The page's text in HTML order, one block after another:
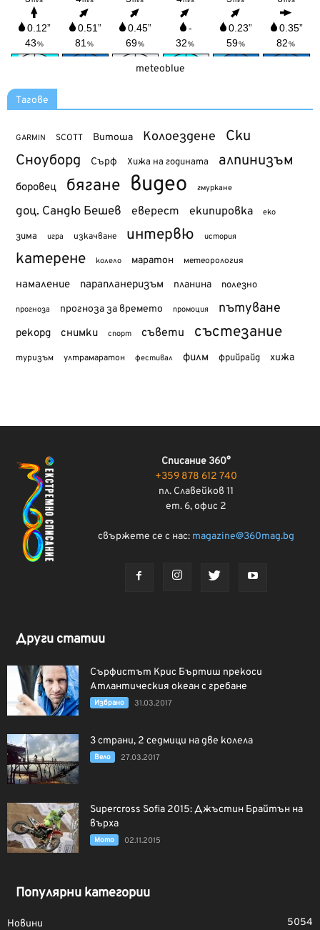
meteoblue
Тагове
GARMIN SCOTT Витоша Колоездене Ски
Сноуборд Сърф Хижа на годината алпинизъм
боровец бягане видео гмуркане
доц. Сандю Бешев еверест екипировка еко
зима игра изкачване интервю история
катерене колело маратон метеорология
намаление парапланеризъм планина полезно
прогноза прогноза за времето промоция пътуване
рекорд снимки спорт съвети състезание
туризъм ултрамаратон фестивал филм фрийрайд хижа
Списание 360°
+359 878 612 740
пл. Славейков 11
ет. 6, офис 2
свържете се с нас: magazine@360mag.bg
Други статии
Сърфистът Крис Бъртиш прекоси
Атлантическия океан с гребане
Избрано 31.03.2017
3 страни, 2 седмици на две колела
Вело 27.03.2017
Supercross Sofia 2015: Джъстин Брайтън на
върха
Мото 02.11.2015
Популярни категории
Новини 5054